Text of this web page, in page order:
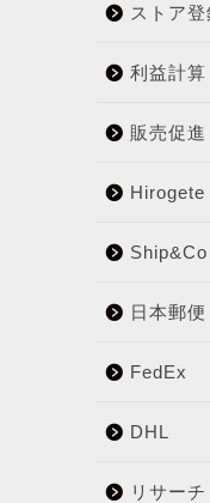
ストア登
利益計
販売促進
Hirogete
Ship&Co
日本郵便
FedEx
DHL
リサーチ